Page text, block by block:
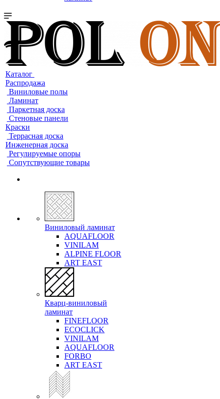
Каталог
Распродажа
Виниловые полы
Ламинат
Паркетная доска
Стеновые панели
Краски
Террасная доска
Инженерная доска
Регулируемые опоры
Сопутствующие товары
Виниловый ламинат
AQUAFLOOR
VINILAM
ALPINE FLOOR
ART EAST
Кварц-виниловый
ламинат
FINEFLOOR
ECOCLICK
VINILAM
AQUAFLOOR
FORBO
ART EAST